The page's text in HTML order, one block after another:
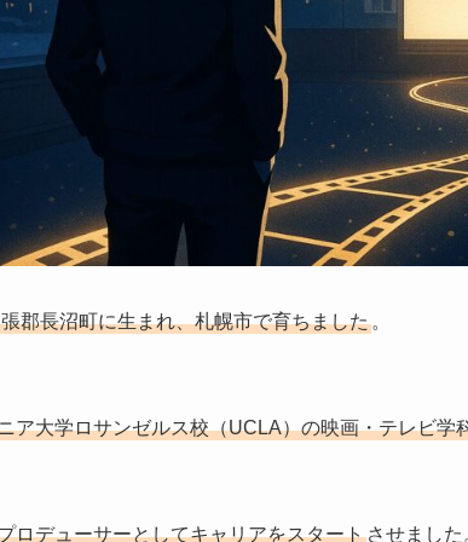
郡長沼町に生まれ、札幌市で育ちました 。
ア大学ロサンゼルス校（UCLA）の映画・テレビ学
ロデューサーとしてキャリアをスタート させました